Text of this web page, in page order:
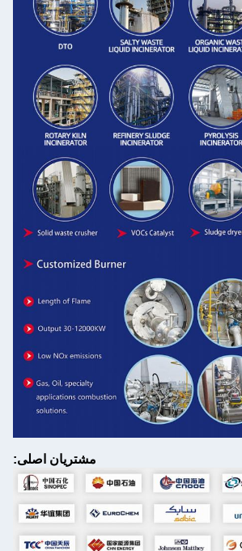
مشتریان اصلی: